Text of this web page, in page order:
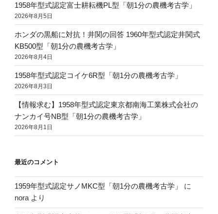
1958年型式認定富士耕耘機PL型「朝1分の農機考古学」
2026年8月5日
ホンダの黒船に対抗！井関の回答 1960年型式認定井関式
KB500型「朝1分の農機考古学」
2026年8月4日
1958年型式認定コイケ6R型「朝1分の農機考古学」
2026年8月3日
【情報求む】1958年型式認定東京都南海工業株式会社の
ナンカイ号NB型「朝1分の農機考古学」
2026年8月1日
最近のコメント
1959年型式認定サノMKC型「朝1分の農機考古学」
に
nora より